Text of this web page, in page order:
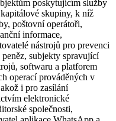
poskytujícím služby
skupiny, k níž
poštovní operátoři,
informace,
nástrojů pro prevenci
subjekty spravující
softwaru a platforem
operací prováděných v
i pro zasílání
elektronické
společnosti,